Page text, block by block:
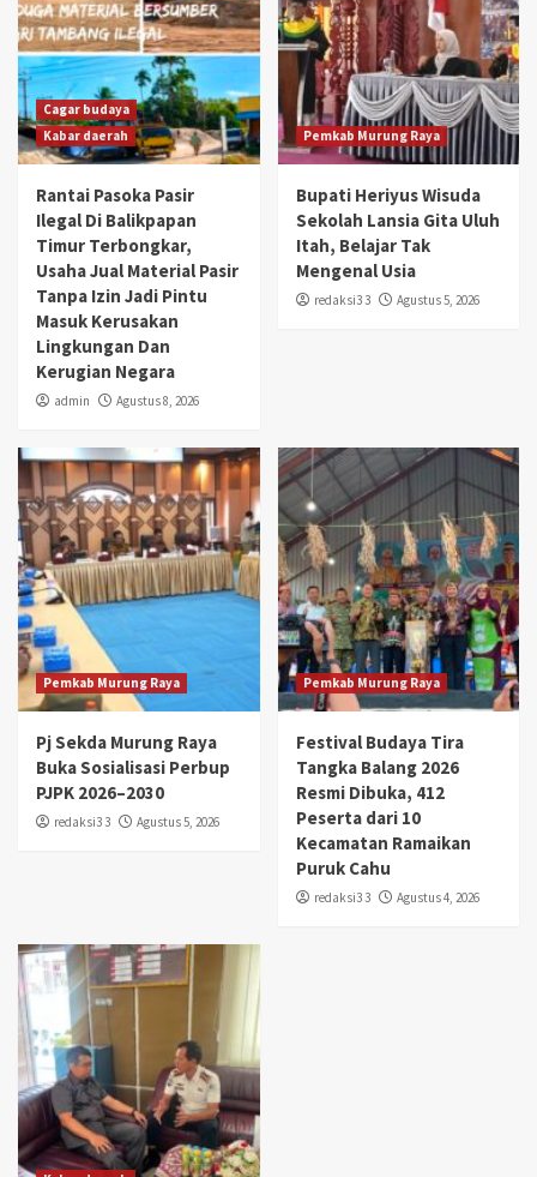
Cagar budaya
Kabar daerah
Rantai Pasoka Pasir
Ilegal Di Balikpapan
Timur Terbongkar,
Usaha Jual Material Pasir
Tanpa Izin Jadi Pintu
Masuk Kerusakan
Lingkungan Dan
Kerugian Negara
admin Agustus 8, 2026
Pemkab Murung Raya
Bupati Heriyus Wisuda
Sekolah Lansia Gita Uluh
Itah, Belajar Tak
Mengenal Usia
redaksi3 3 Agustus 5, 2026
Pemkab Murung Raya
Pj Sekda Murung Raya
Buka Sosialisasi Perbup
PJPK 2026–2030
redaksi3 3 Agustus 5, 2026
Pemkab Murung Raya
Festival Budaya Tira
Tangka Balang 2026
Resmi Dibuka, 412
Peserta dari 10
Kecamatan Ramaikan
Puruk Cahu
redaksi3 3 Agustus 4, 2026